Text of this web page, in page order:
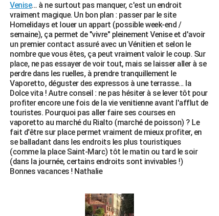
Venise... à ne surtout pas manquer, c'est un endroit
vraiment magique. Un bon plan : passer par le site
Homelidays et louer un appart (possible week-end /
semaine), ça permet de "vivre" pleinement Venise et d'avoir
un premier contact assuré avec un Vénitien et selon le
nombre que vous êtes, ça peut vraiment valoir le coup. Sur
place, ne pas essayer de voir tout, mais se laisser aller à se
perdre dans les ruelles, à prendre tranquillement le
Vaporetto, déguster des expressos à une terrasse... la
Dolce vita ! Autre conseil : ne pas hésiter à se lever tôt pour
profiter encore une fois de la vie venitienne avant l'afflut de
touristes. Pourquoi pas aller faire ses courses en
vaporetto au marché du Rialto (marché de poisson) ? Le
fait d'être sur place permet vraiment de mieux profiter, en
se balladant dans les endroits les plus touristiques
(comme la place Saint-Marc) tôt le matin ou tard le soir
(dans la journée, certains endroits sont invivables !)
Bonnes vacances ! Nathalie